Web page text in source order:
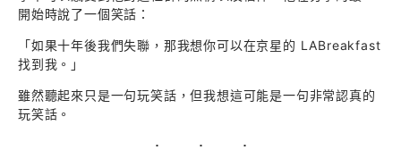
開始時說了一個笑話：
「如果十年後我們失聯，那我想你可以在京星的 LABreakfast
找到我。」
雖然聽起來只是一句玩笑話，但我想這可能是一句非常認真的
玩笑話。